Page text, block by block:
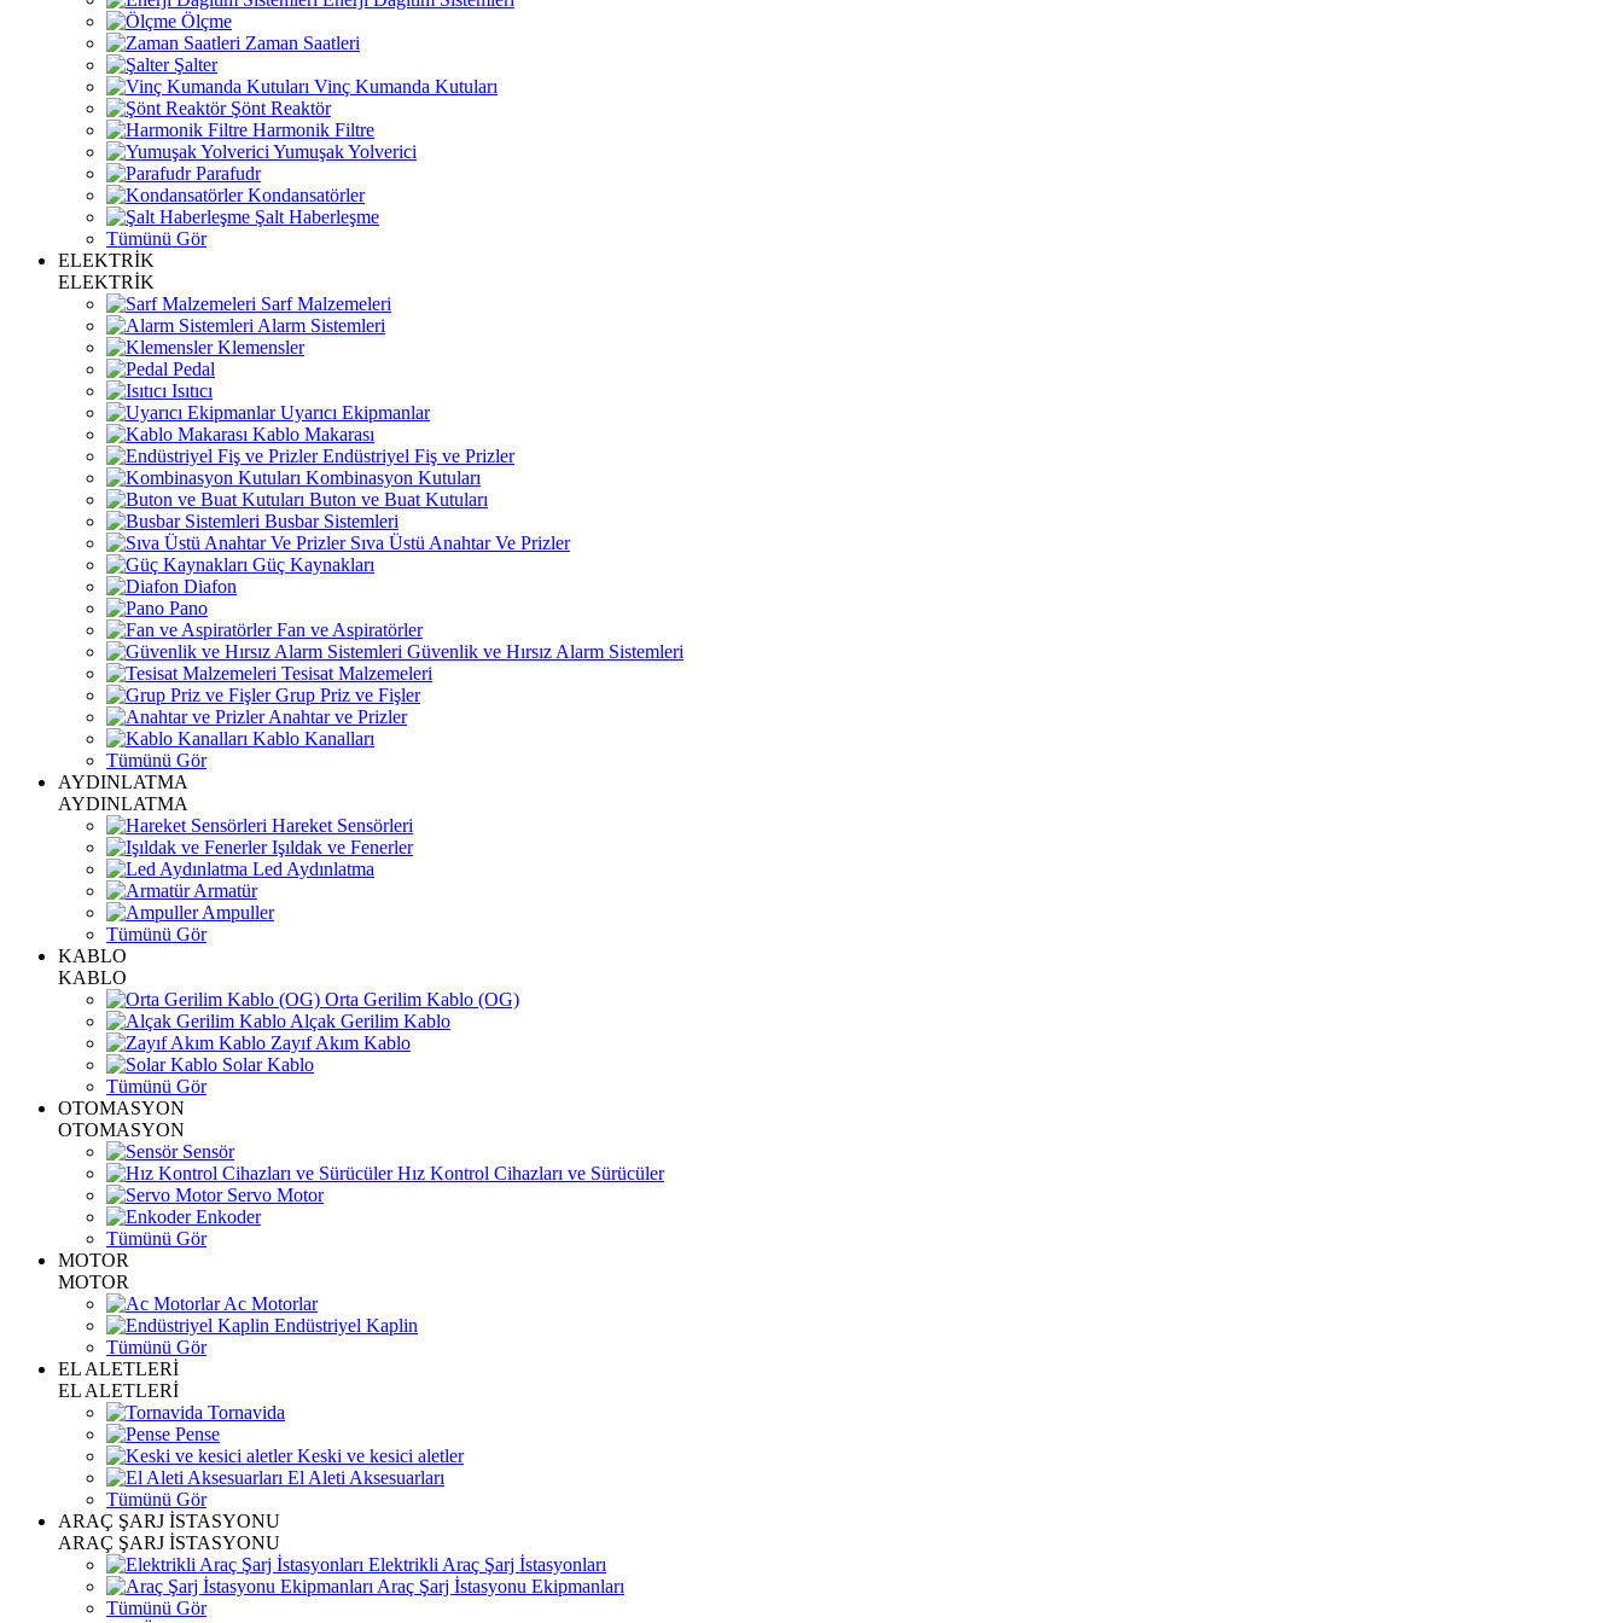
Ölçme
Zaman Saatleri
Şalter
Vinç Kumanda Kutuları
Şönt Reaktör
Harmonik Filtre
Yumuşak Yolverici
Parafudr
Kondansatörler
Şalt Haberleşme
Tümünü Gör
ELEKTRİK
ELEKTRİK
Sarf Malzemeleri
Alarm Sistemleri
Klemensler
Pedal
Isıtıcı
Uyarıcı Ekipmanlar
Kablo Makarası
Endüstriyel Fiş ve Prizler
Kombinasyon Kutuları
Buton ve Buat Kutuları
Busbar Sistemleri
Sıva Üstü Anahtar Ve Prizler
Güç Kaynakları
Diafon
Pano
Fan ve Aspiratörler
Güvenlik ve Hırsız Alarm Sistemleri
Tesisat Malzemeleri
Grup Priz ve Fişler
Anahtar ve Prizler
Kablo Kanalları
Tümünü Gör
AYDINLATMA
AYDINLATMA
Hareket Sensörleri
Işıldak ve Fenerler
Led Aydınlatma
Armatür
Ampuller
Tümünü Gör
KABLO
KABLO
Orta Gerilim Kablo (OG)
Alçak Gerilim Kablo
Zayıf Akım Kablo
Solar Kablo
Tümünü Gör
OTOMASYON
OTOMASYON
Sensör
Hız Kontrol Cihazları ve Sürücüler
Servo Motor
Enkoder
Tümünü Gör
MOTOR
MOTOR
Ac Motorlar
Endüstriyel Kaplin
Tümünü Gör
EL ALETLERİ
EL ALETLERİ
Tornavida
Pense
Keski ve kesici aletler
El Aleti Aksesuarları
Tümünü Gör
ARAÇ ŞARJ İSTASYONU
ARAÇ ŞARJ İSTASYONU
Elektrikli Araç Şarj İstasyonları
Araç Şarj İstasyonu Ekipmanları
Tümünü Gör